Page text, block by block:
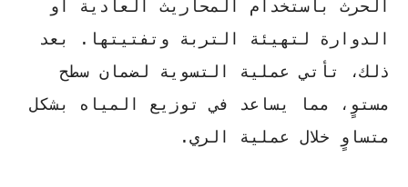
الحرث باستخدام المحاريث العادية أو
الدوارة لتهيئة التربة وتفتيتها. بعد
ذلك، تأتي عملية التسوية لضمان سطح
مستوٍ، مما يساعد في توزيع المياه بشكل
متساوٍ خلال عملية الري.